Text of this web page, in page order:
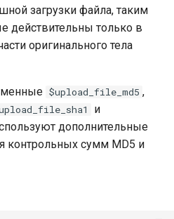
загрузки файла, таким
действительны только в
оригинального тела
$upload_file_md5 ,
и
дополнительные
контрольных сумм MD5 и